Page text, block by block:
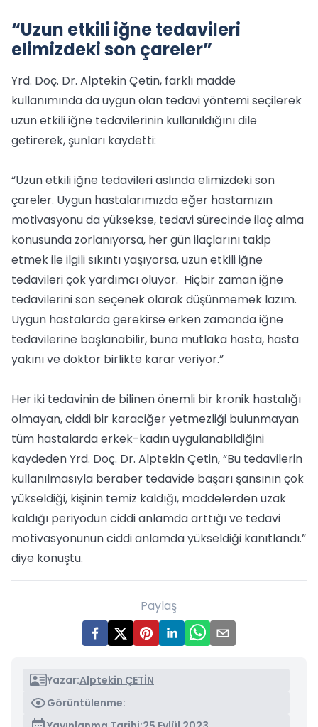
“Uzun etkili iğne tedavileri
elimizdeki son çareler”
Yrd. Doç. Dr. Alptekin Çetin, farklı madde
kullanımında da uygun olan tedavi yöntemi seçilerek
uzun etkili iğne tedavilerinin kullanıldığını dile
getirerek, şunları kaydetti:
“Uzun etkili iğne tedavileri aslında elimizdeki son
çareler. Uygun hastalarımızda eğer hastamızın
motivasyonu da yüksekse, tedavi sürecinde ilaç alma
konusunda zorlanıyorsa, her gün ilaçlarını takip
etmek ile ilgili sıkıntı yaşıyorsa, uzun etkili iğne
tedavileri çok yardımcı oluyor. Hiçbir zaman iğne
tedavilerini son seçenek olarak düşünmemek lazım.
Uygun hastalarda gerekirse erken zamanda iğne
tedavilerine başlanabilir, buna mutlaka hasta, hasta
yakını ve doktor birlikte karar veriyor.”
Her iki tedavinin de bilinen önemli bir kronik hastalığı
olmayan, ciddi bir karaciğer yetmezliği bulunmayan
tüm hastalarda erkek-kadın uygulanabildiğini
kaydeden Yrd. Doç. Dr. Alptekin Çetin, “Bu tedavilerin
kullanılmasıyla beraber tedavide başarı şansının çok
yükseldiği, kişinin temiz kaldığı, maddelerden uzak
kaldığı periyodun ciddi anlamda arttığı ve tedavi
motivasyonunun ciddi anlamda yükseldiği kanıtlandı.”
diye konuştu.
Paylaş
Yazar:Alptekin ÇETİN
Görüntülenme: